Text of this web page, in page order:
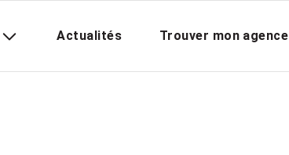
Actualités Trouver mon agence